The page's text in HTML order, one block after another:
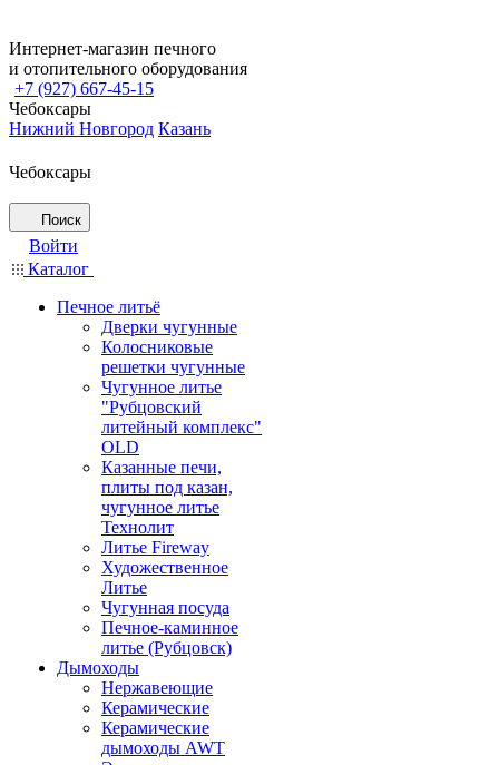
Интернет-магазин печного
и отопительного оборудования
+7 (927) 667-45-15
Чебоксары
Нижний Новгород Казань
Чебоксары
Поиск
Войти
Каталог
Печное литьё
Дверки чугунные
Колосниковые
решетки чугунные
Чугунное литье
"Рубцовский
литейный комплекс"
OLD
Казанные печи,
плиты под казан,
чугунное литье
Технолит
Литье Fireway
Художественное
Литье
Чугунная посуда
Печное-каминное
литье (Рубцовск)
Дымоходы
Нержавеющие
Керамические
Керамические
дымоходы AWT